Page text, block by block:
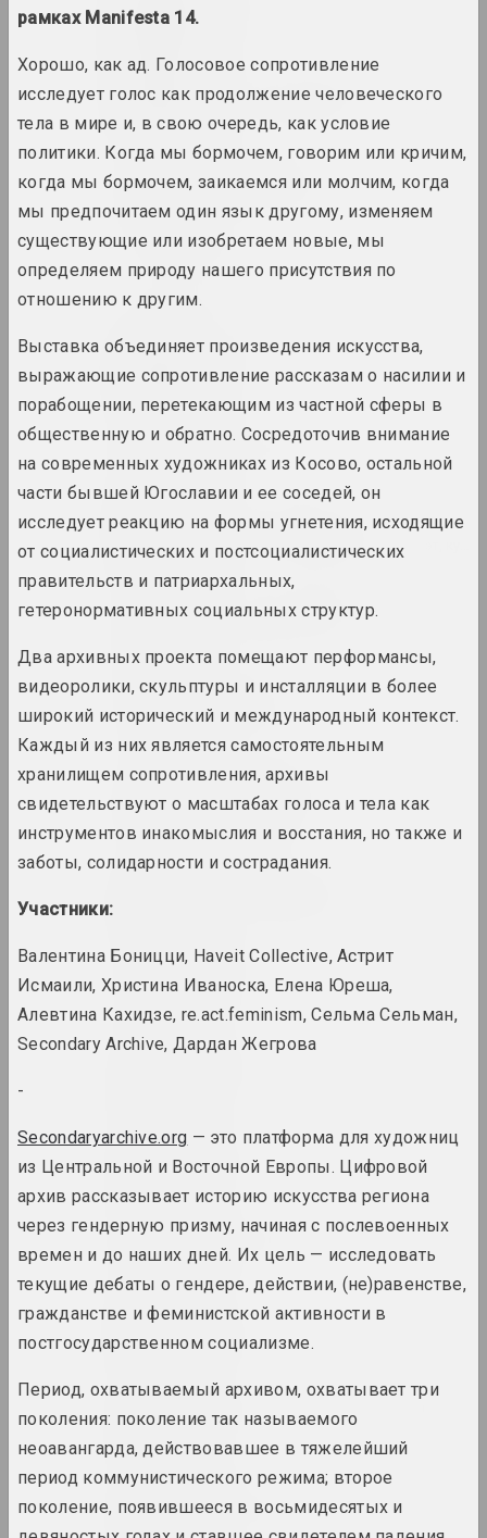
Виктор Альшевский
Глеб Аманкулов
Амбасада Культуры
an angelico
группа, дуэт
Ксиша Ангелова
художница, актриса
Михаил Анемподистов
художник, фотограф, дизайнер, поэт,
Анатолий Аникейчик
Андрей Анро
художник, фотограф, писатель
Antiwarcoalition.art
(платформа)
интернет ресурс
художник
Борис Аракчеев
Art Aktivist
интернет ресурс, сми
Арт Фестиваль
штаб фестиваля
Art Yard
объединение, штаб фестиваля
галерея
Арт-Беларусь (премия)
премия, конкурс
рамках Manifesta 14.
Хорошо, как ад. Голосовое сопротивление
исследует голос как продолжение человеческого
тела в мире и, в свою очередь, как условие
политики. Когда мы бормочем, говорим или кричим,
когда мы бормочем, заикаемся или молчим, когда
мы предпочитаем один язык другому, изменяем
существующие или изобретаем новые, мы
определяем природу нашего присутствия по
отношению к другим.
Выставка объединяет произведения искусства,
выражающие сопротивление рассказам о насилии и
порабощении, перетекающим из частной сферы в
общественную и обратно. Сосредоточив внимание
на современных художниках из Косово, остальной
части бывшей Югославии и ее соседей, он
исследует реакцию на формы угнетения, исходящие
от социалистических и постсоциалистических
правительств и патриархальных,
гетеронормативных социальных структур.
Два архивных проекта помещают перформансы,
видеоролики, скульптуры и инсталляции в более
широкий исторический и международный контекст.
Каждый из них является самостоятельным
хранилищем сопротивления, архивы
свидетельствуют о масштабах голоса и тела как
инструментов инакомыслия и восстания, но также и
заботы, солидарности и сострадания.
Участники:
Валентина Боницци, Haveit Collective, Астрит
Исмаили, Христина Иваноска, Елена Юреша,
Алевтина Кахидзе, re.act.feminism, Сельма Сельман,
Secondary Archive, Дардан Жегрова
-
Secondaryarchive.org — это платформа для художниц
из Центральной и Восточной Европы. Цифровой
архив рассказывает историю искусства региона
через гендерную призму, начиная с послевоенных
времен и до наших дней. Их цель — исследовать
текущие дебаты о гендере, действии, (не)равенстве,
гражданстве и феминистской активности в
постгосударственном социализме.
Период, охватываемый архивом, охватывает три
поколения: поколение так называемого
неоавангарда, действовавшее в тяжелейший
период коммунистического режима; второе
поколение, появившееся в восьмидесятых и